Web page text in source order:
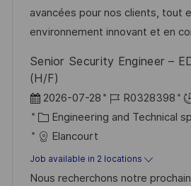
t
e
r
y
avancées pour nos clients, tout
environnement innovant et en
Senior Security Engineer –
(H/F)
P
o
s
e
2026-07-28
J
o
I
d
R0328398
C
a
t
e
Engineering and Technical
Elancourt
Job available in 2 locations
Nous recherchons notre